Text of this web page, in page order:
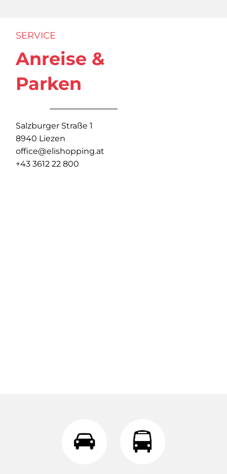
SERVICE
Anreise &
Parken
Salzburger Straße 1
8940 Liezen
office@elishopping.at
+43 3612 22 800